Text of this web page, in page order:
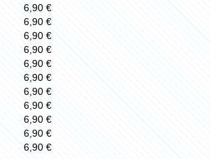
6,90 €
6,90 €
6,90 €
6,90 €
6,90 €
6,90 €
6,90 €
6,90 €
6,90 €
6,90 €
6,90 €